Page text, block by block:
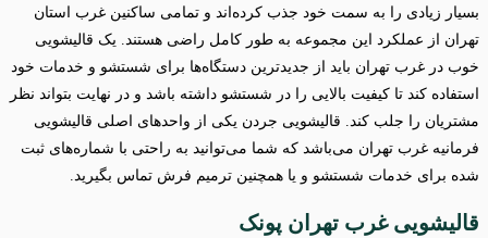
بسیار زیادی را به سمت خود جذب کرده‌اند و تمامی ساکنین غرب استان
تهران از عملکرد این مجموعه به طور کامل راضی هستند. یک قالیشویی
خوب در غرب تهران باید از جدیدترین دستگاه‌ها برای شستشو و خدمات خود
استفاده کند تا کیفیت بالایی را در شستشو داشته باشد و در نهایت بتواند نظر
مشتریان را جلب کند. قالیشویی جردن یکی از واحدهای اصلی قالیشویی
فرمانیه غرب تهران می‌باشد که شما می‌توانید به راحتی با شماره‌های ثبت
شده برای خدمات شستشو و یا همچنین ترمیم فرش تماس بگیرید.
قالیشویی غرب تهران پونک